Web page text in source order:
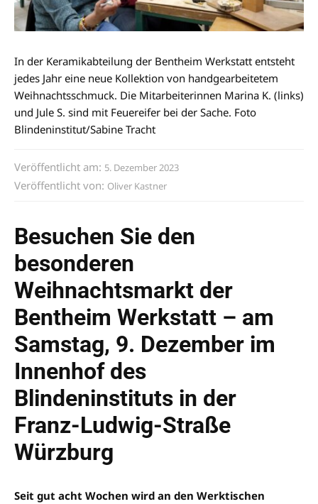
In der Keramikabteilung der Bentheim Werkstatt entsteht
jedes Jahr eine neue Kollektion von handgearbeitetem
Weihnachtsschmuck. Die Mitarbeiterinnen Marina K. (links)
und Jule S. sind mit Feuereifer bei der Sache. Foto
Blindeninstitut/Sabine Tracht
Veröffentlicht am: 5. Dezember 2023
Veröffentlicht von: Oliver Kastner
Besuchen Sie den
besonderen
Weihnachtsmarkt der
Bentheim Werkstatt – am
Samstag, 9. Dezember im
Innenhof des
Blindeninstituts in der
Franz-Ludwig-Straße
Würzburg
Seit gut acht Wochen wird an den Werktischen